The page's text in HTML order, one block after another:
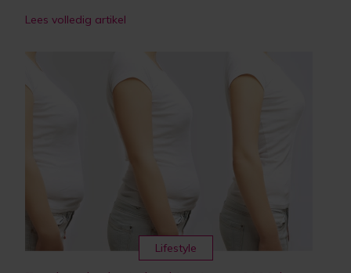
Lees volledig artikel
Lifestyle